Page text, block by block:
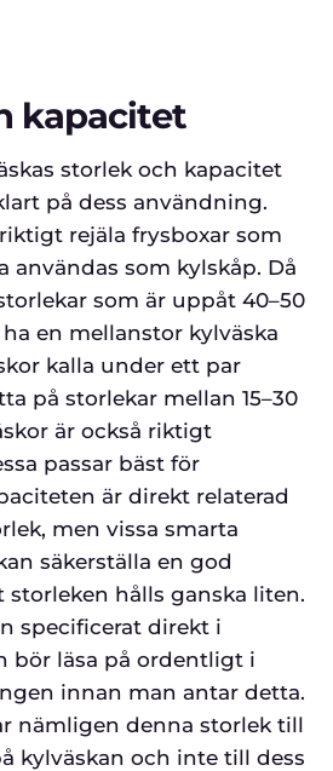
kapacitet
storlek och kapacitet
på dess användning.
rejäla frysboxar som
användas som kylskåp. Då
som är uppåt 40–50
en mellanstor kylväska
kalla under ett par
på storlekar mellan 15–30
är också riktigt
passar bäst för
är direkt relaterad
men vissa smarta
säkerställa en god
hålls ganska liten.
specificerat direkt i
bör läsa på ordentligt i
innan man antar detta.
nämligen denna storlek till
kylväskan och inte till dess